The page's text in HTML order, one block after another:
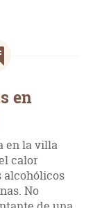
en
en la villa
calor
alcohólicos
No